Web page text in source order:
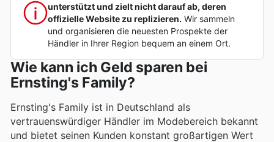
unterstützt und zielt nicht darauf ab, deren
offizielle Website zu replizieren. Wir sammeln
und organisieren die neuesten Prospekte der
Händler in Ihrer Region bequem an einem Ort.
Wie kann ich Geld sparen bei
Ernsting's Family?
Ernsting's Family ist in Deutschland als
vertrauenswürdiger Händler im Modebereich bekannt
und bietet seinen Kunden konstant großartigen Wert